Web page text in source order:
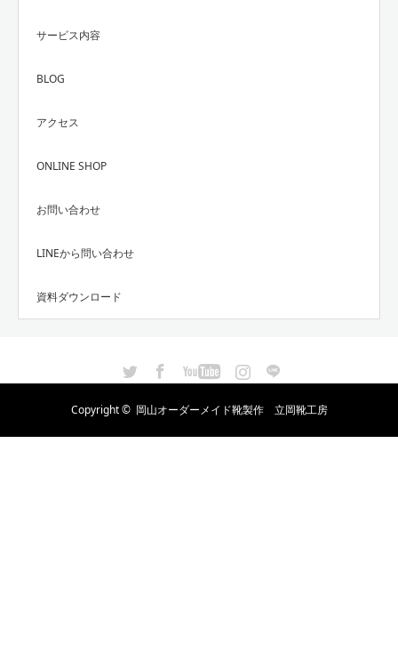
サービス内容
BLOG
アクセス
ONLINE SHOP
お問い合わせ
LINEから問い合わせ
資料ダウンロード
Instagram
Copyright © 岡山オーダーメイド靴製作 立岡靴工房